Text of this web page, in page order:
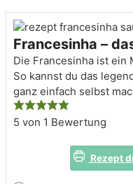
Francesinha –
Die Francesinha ist ein
So kannst du das
ganz einfach selbst
5 von 1 Bewertung
Rezept